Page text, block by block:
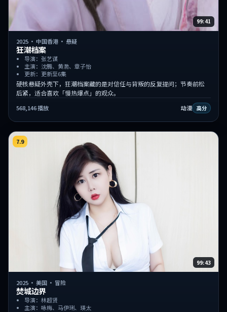
99:41
2025 ·中国香港 · 悬疑
狂潮档案
导演：张艺谋
主演：沈腾、黄渤、章子怡
更新：更新至6集
硬核悬疑外壳下，狂潮档案藏的是对信任与背叛的反复提问；节奏前松
后紧，适合喜欢「慢热爆点」的观众。
568,146播放 动漫 高分
99:43
7.9
2025 ·美国 · 冒险
焚城边界
导演：林超贤
主演：咏梅、马伊琍、瑛太